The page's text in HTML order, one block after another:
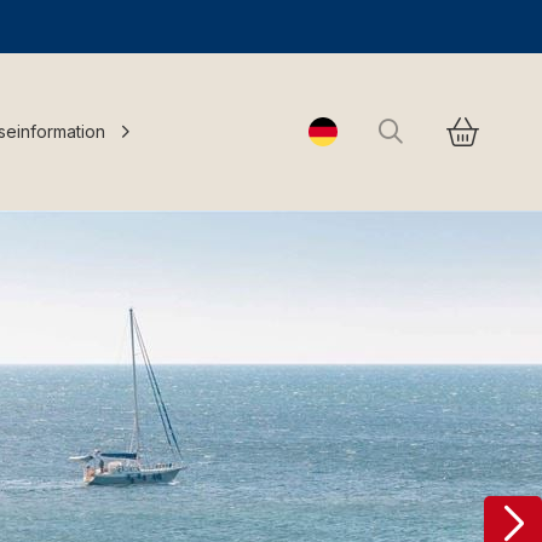
Change language
Suchen